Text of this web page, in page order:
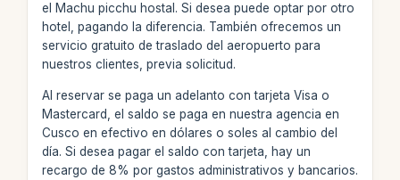
el Machu picchu hostal. Si desea puede optar por otro
hotel, pagando la diferencia. También ofrecemos un
servicio gratuito de traslado del aeropuerto para
nuestros clientes, previa solicitud.
Al reservar se paga un adelanto con tarjeta Visa o
Mastercard, el saldo se paga en nuestra agencia en
Cusco en efectivo en dólares o soles al cambio del
día. Si desea pagar el saldo con tarjeta, hay un
recargo de 8% por gastos administrativos y bancarios.